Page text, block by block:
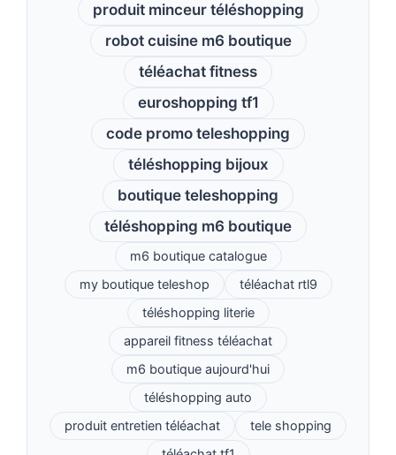
produit minceur téléshopping
robot cuisine m6 boutique
téléachat fitness
euroshopping tf1
code promo teleshopping
téléshopping bijoux
boutique teleshopping
téléshopping m6 boutique
m6 boutique catalogue
my boutique teleshop
téléachat rtl9
téléshopping literie
appareil fitness téléachat
m6 boutique aujourd'hui
téléshopping auto
produit entretien téléachat
tele shopping